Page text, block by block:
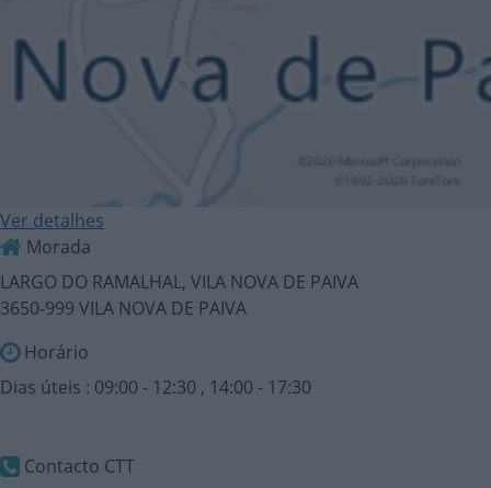
Ver detalhes
Morada
LARGO DO RAMALHAL, VILA NOVA DE PAIVA
3650-999 VILA NOVA DE PAIVA
Horário
Dias úteis : 09:00 - 12:30 , 14:00 - 17:30
Contacto CTT